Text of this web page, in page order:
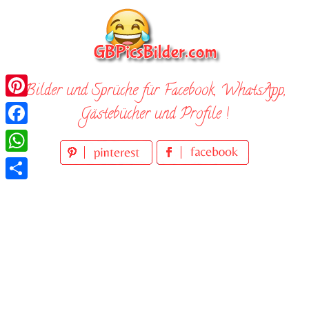
Bilder und Sprüche für Facebook, WhatsApp,
Gästebücher und Profile !
Pinterest
Facebook
WhatsApp